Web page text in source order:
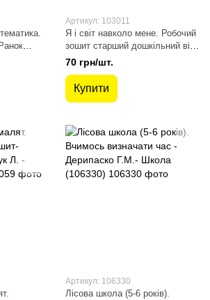
Артикул: 103011
Я і світ навколо мене. Робочий
зошит старший дошкільний вік.
- Вашуленко О. В. - Оріон
(103011)
70 грн/шт.
Купити
Артикул: 106330
Лісова школа (5-6 років).